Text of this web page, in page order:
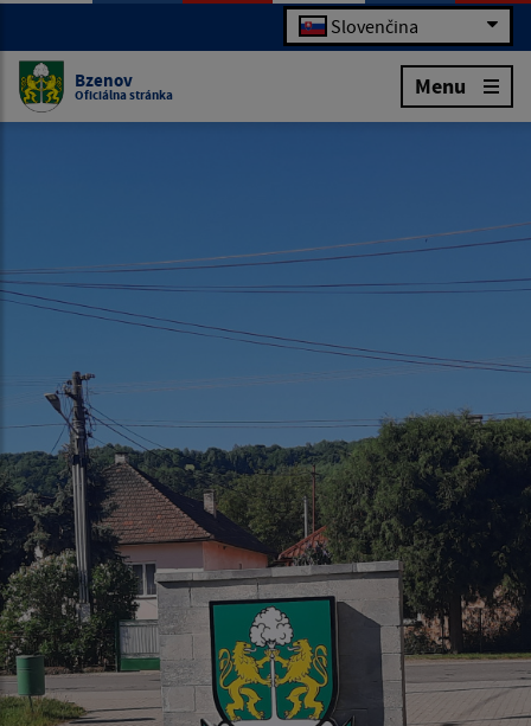
Slovenčina
Bzenov
Oficiálna stránka Menu